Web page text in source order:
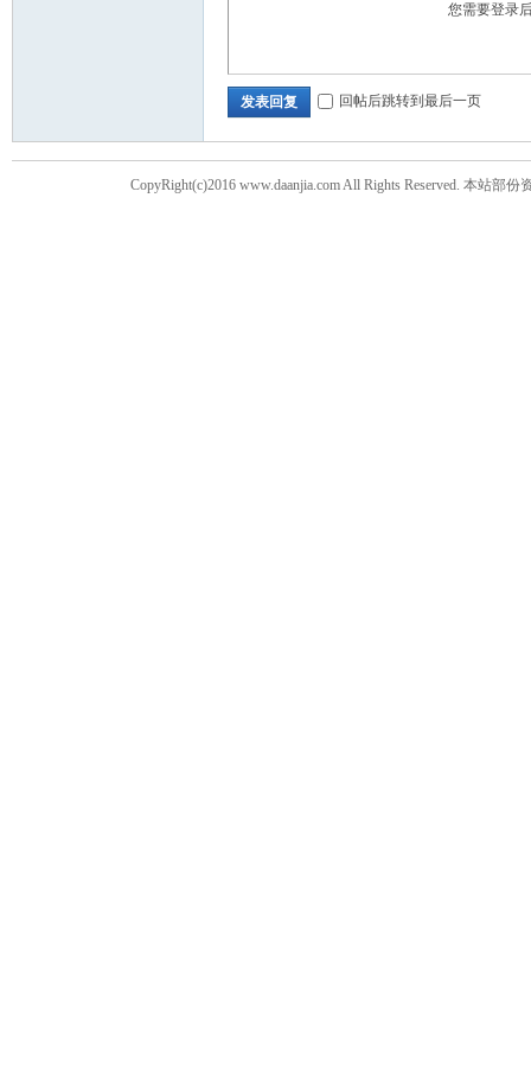
您需要登录
发表回复 回帖后跳转到最后一页
CopyRight(c)2016 www.daanjia.com All Rights Reserved. 本站